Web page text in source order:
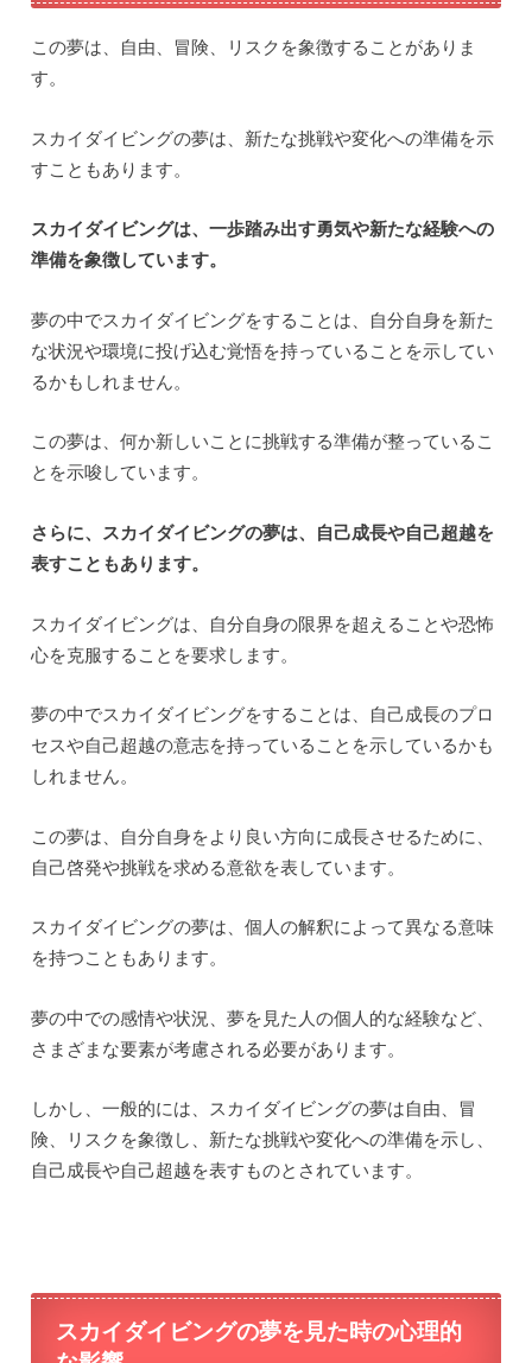
この夢は、自由、冒険、リスクを象徴することがありま
す。
スカイダイビングの夢は、新たな挑戦や変化への準備を示
すこともあります。
スカイダイビングは、一歩踏み出す勇気や新たな経験への
準備を象徴しています。
夢の中でスカイダイビングをすることは、自分自身を新た
な状況や環境に投げ込む覚悟を持っていることを示してい
るかもしれません。
この夢は、何か新しいことに挑戦する準備が整っているこ
とを示唆しています。
さらに、スカイダイビングの夢は、自己成長や自己超越を
表すこともあります。
スカイダイビングは、自分自身の限界を超えることや恐怖
心を克服することを要求します。
夢の中でスカイダイビングをすることは、自己成長のプロ
セスや自己超越の意志を持っていることを示しているかも
しれません。
この夢は、自分自身をより良い方向に成長させるために、
自己啓発や挑戦を求める意欲を表しています。
スカイダイビングの夢は、個人の解釈によって異なる意味
を持つこともあります。
夢の中での感情や状況、夢を見た人の個人的な経験など、
さまざまな要素が考慮される必要があります。
しかし、一般的には、スカイダイビングの夢は自由、冒
険、リスクを象徴し、新たな挑戦や変化への準備を示し、
自己成長や自己超越を表すものとされています。
スカイダイビングの夢を見た時の心理的